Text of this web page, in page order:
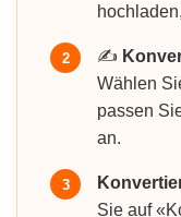
2 ✍️
Wählen
passen
an.
3
Sie auf